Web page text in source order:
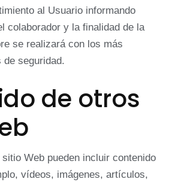
al Usuario informando
colaborador y la finalidad de la
se realizará con los más
seguridad.
de otros
Web pueden incluir contenido
vídeos, imágenes, artículos,